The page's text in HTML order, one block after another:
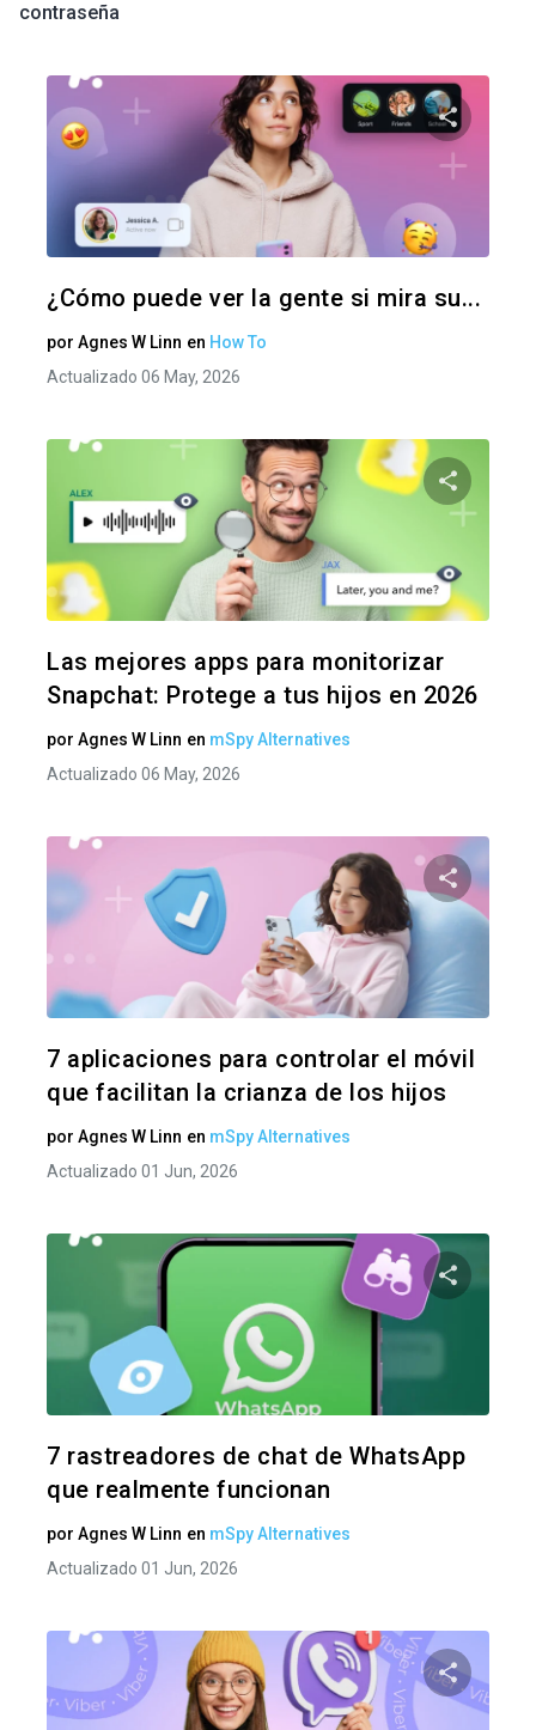
contraseña
¿Cómo puede ver la gente si mira su...
por Agnes W Linn en How To
Actualizado 06 May, 2026
Las mejores apps para monitorizar
Snapchat: Protege a tus hijos en 2026
por Agnes W Linn en mSpy Alternatives
Actualizado 06 May, 2026
7 aplicaciones para controlar el móvil
que facilitan la crianza de los hijos
por Agnes W Linn en mSpy Alternatives
Actualizado 01 Jun, 2026
7 rastreadores de chat de WhatsApp
que realmente funcionan
por Agnes W Linn en mSpy Alternatives
Actualizado 01 Jun, 2026